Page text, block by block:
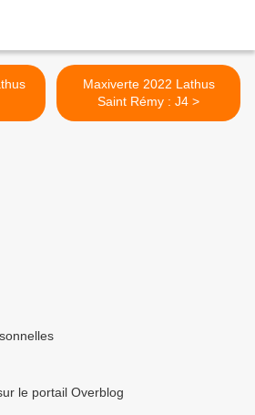
Maxiverte 2022 Lathus
Saint Rémy : J4 >
le portail Overblog